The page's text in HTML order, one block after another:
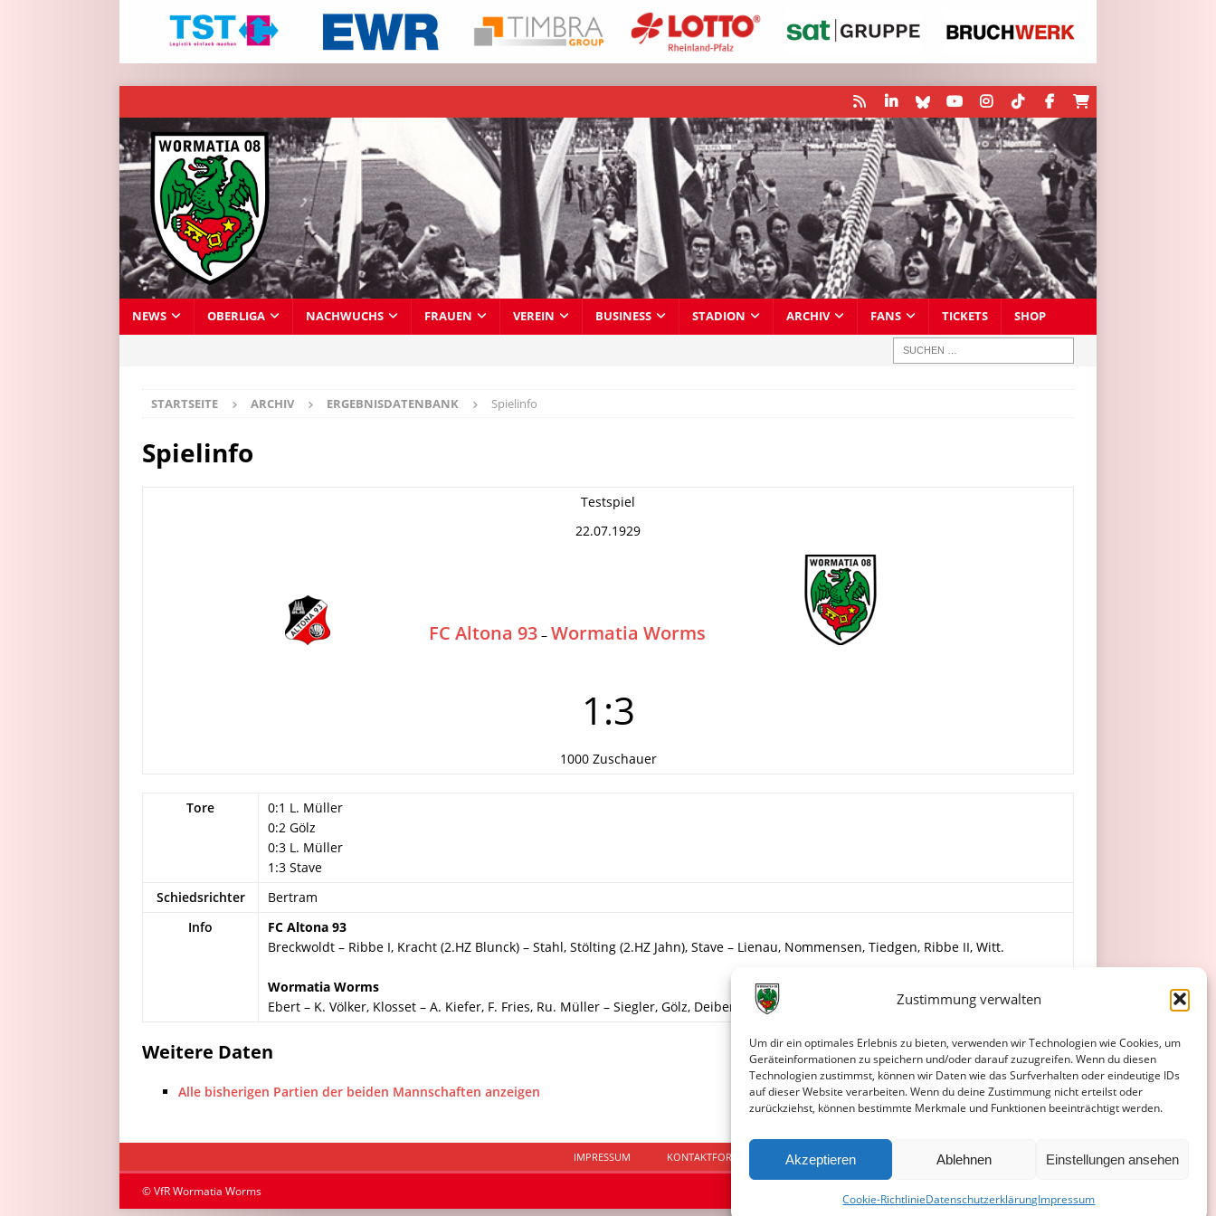
Zustimmung verwalten
Um dir ein optimales Erlebnis zu bieten, verwenden wir Technologien wie Cookies, um
Geräteinformationen zu speichern und/oder darauf zuzugreifen. Wenn du diesen
Technologien zustimmst, können wir Daten wie das Surfverhalten oder eindeutige IDs
auf dieser Website verarbeiten. Wenn du deine Zustimmung nicht erteilst oder
zurückziehst, können bestimmte Merkmale und Funktionen beeinträchtigt werden.
Akzeptieren Ablehnen Einstellungen ansehen
Cookie-RichtlinieDatenschutzerklärungImpressum
NEWS OBERLIGA NACHWUCHS FRAUEN VEREIN BUSINESS STADION ARCHIV FANS TICKETS SHOP
STARTSEITE ARCHIV ERGEBNISDATENBANK Spielinfo
Spielinfo
Testspiel
22.07.1929
FC Altona 93 – Wormatia Worms
1:3
1000 Zuschauer
Tore
0:1 L. Müller
0:2 Gölz
0:3 L. Müller
1:3 Stave
Schiedsrichter
Bertram
Info
FC Altona 93
Breckwoldt – Ribbe I, Kracht (2.HZ Blunck) – Stahl, Stölting (2.HZ Jahn), Stave – Lienau, Nommensen, Tiedgen, Ribbe II, Witt.
Wormatia Worms
Ebert – K. Völker, Klosset – A. Kiefer, F. Fries, Ru. Müller – Siegler, Gölz, Deibert, L. Müller, Dietz.
Weitere Daten
Alle bisherigen Partien der beiden Mannschaften anzeigen
IMPRESSUM KONTAKTFORMULAR DATENSCHUTZERKLÄRUNG COOKIE-RICHTLINIE (EU)
© VfR Wormatia Worms